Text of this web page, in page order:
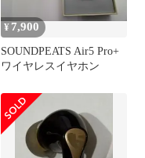
¥ 7,900
SOUNDPEATS Air5 Pro+
ワイヤレスイヤホン